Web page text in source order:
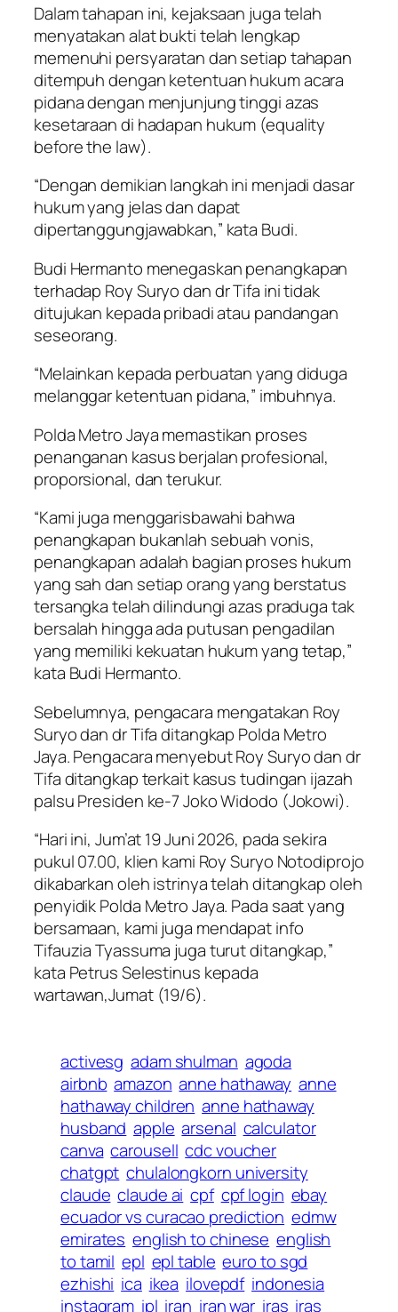
Dalam tahapan ini, kejaksaan juga telah
menyatakan alat bukti telah lengkap
memenuhi persyaratan dan setiap tahapan
ditempuh dengan ketentuan hukum acara
pidana dengan menjunjung tinggi azas
kesetaraan di hadapan hukum (equality
before the law).
“Dengan demikian langkah ini menjadi dasar
hukum yang jelas dan dapat
dipertanggungjawabkan,” kata Budi.
Budi Hermanto menegaskan penangkapan
terhadap Roy Suryo dan dr Tifa ini tidak
ditujukan kepada pribadi atau pandangan
seseorang.
“Melainkan kepada perbuatan yang diduga
melanggar ketentuan pidana,” imbuhnya.
Polda Metro Jaya memastikan proses
penanganan kasus berjalan profesional,
proporsional, dan terukur.
“Kami juga menggarisbawahi bahwa
penangkapan bukanlah sebuah vonis,
penangkapan adalah bagian proses hukum
yang sah dan setiap orang yang berstatus
tersangka telah dilindungi azas praduga tak
bersalah hingga ada putusan pengadilan
yang memiliki kekuatan hukum yang tetap,”
kata Budi Hermanto.
Sebelumnya, pengacara mengatakan Roy
Suryo dan dr Tifa ditangkap Polda Metro
Jaya. Pengacara menyebut Roy Suryo dan dr
Tifa ditangkap terkait kasus tudingan ijazah
palsu Presiden ke-7 Joko Widodo (Jokowi).
“Hari ini, Jum’at 19 Juni 2026, pada sekira
pukul 07.00, klien kami Roy Suryo Notodiprojo
dikabarkan oleh istrinya telah ditangkap oleh
penyidik Polda Metro Jaya. Pada saat yang
bersamaan, kami juga mendapat info
Tifauzia Tyassuma juga turut ditangkap,”
kata Petrus Selestinus kepada
wartawan,Jumat (19/6).
activesg adam shulman agoda
airbnb amazon anne hathaway anne
hathaway children anne hathaway
husband apple arsenal calculator
canva carousell cdc voucher
chatgpt chulalongkorn university
claude claude ai cpf cpf login ebay
ecuador vs curacao prediction edmw
emirates english to chinese english
to tamil epl epl table euro to sgd
ezhishi ica ikea ilovepdf indonesia
instagram ipl iran iran war iras iras